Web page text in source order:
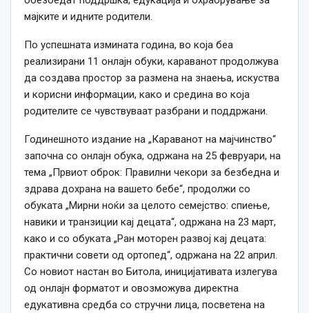
мајките и идните родители.
По успешната измината година, во која беа
реализирани 11 онлајн обуки, караванот продолжува
да создава простор за размена на знаења, искуства
и корисни информации, како и средина во која
родителите се чувствуваат разбрани и поддржани.
Годинешното издание на „Караванот на мајчинство“
започна со онлајн обука, одржана на 25 февруари, на
тема „Првиот оброк: Правилни чекори за безбедна и
здрава дохрана на вашето бебе“, продолжи со
обуката „Мирни ноќи за целото семејство: спиење,
навики и транзиции кај децата“, одржана на 23 март,
како и со обуката „Ран моторен развој кај децата:
практични совети од ортопед“, одржана на 22 април.
Со новиот настан во Битола, иницијативата излегува
од онлајн форматот и овозможува директна
едукативна средба со стручни лица, посветена на